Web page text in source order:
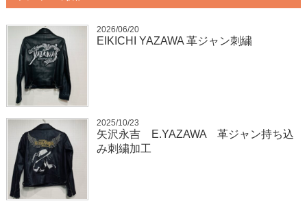
2026/06/20
EIKICHI YAZAWA 革ジャン刺繍
2025/10/23
矢沢永吉 E.YAZAWA 革ジャン持ち込
み刺繍加工